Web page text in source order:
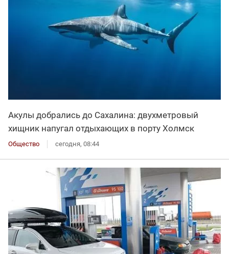
Акулы добрались до Сахалина: двухметровый
хищник напугал отдыхающих в порту Холмск
Общество сегодня, 08:44